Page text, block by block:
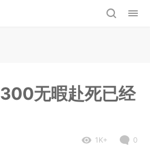
无暇赴死已经
1K+ 0